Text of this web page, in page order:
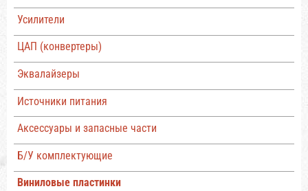
Усилители
ЦАП (конвертеры)
Эквалайзеры
Источники питания
Аксессуары и запасные части
Б/У комплектующие
Виниловые пластинки